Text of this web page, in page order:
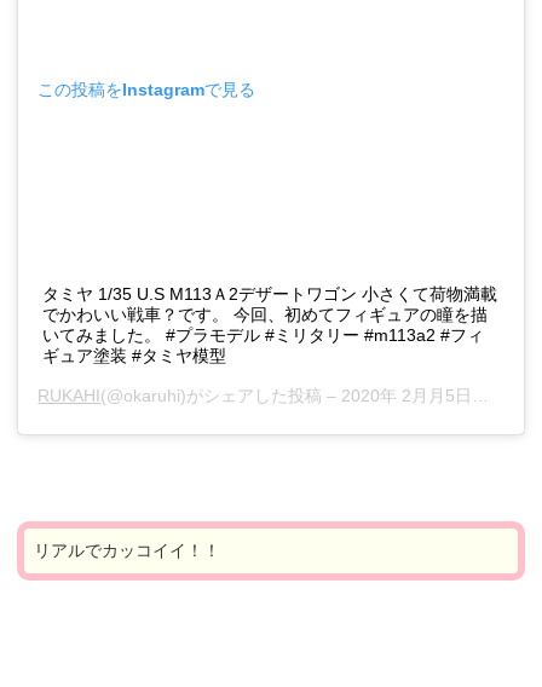
この投稿をInstagramで見る
タミヤ 1/35 U.S M113Ａ2デザートワゴン 小さくて荷物満載
でかわいい戦車？です。 今回、初めてフィギュアの瞳を描
いてみました。 #プラモデル #ミリタリー #m113a2 #フィ
ギュア塗装 #タミヤ模型
RUKAHI(@okaruhi)がシェアした投稿 – 2020年 2月月5日午前5時55分PST
リアルでカッコイイ！！